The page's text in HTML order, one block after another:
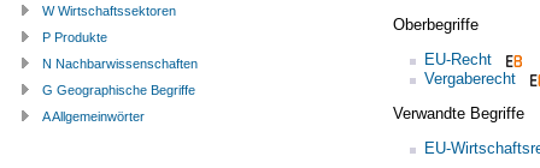
Oberbegriffe
EU-Recht
Vergaberecht
Verwandte Begriffe
EU-
W Wirtschaftssektoren
P Produkte
N Nachbarwissenschaften
G Geographische Begriffe
A Allgemeinwörter